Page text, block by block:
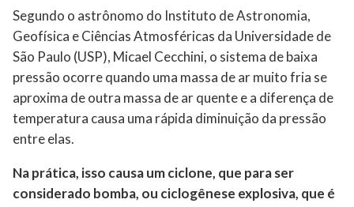
Segundo o astrônomo do Instituto de Astronomia,
Geofísica e Ciências Atmosféricas da Universidade de
São Paulo (USP), Micael Cecchini, o sistema de baixa
pressão ocorre quando uma massa de ar muito fria se
aproxima de outra massa de ar quente e a diferença de
temperatura causa uma rápida diminuição da pressão
entre elas.
Na prática, isso causa um ciclone, que para ser
considerado bomba, ou ciclogênese explosiva, que é